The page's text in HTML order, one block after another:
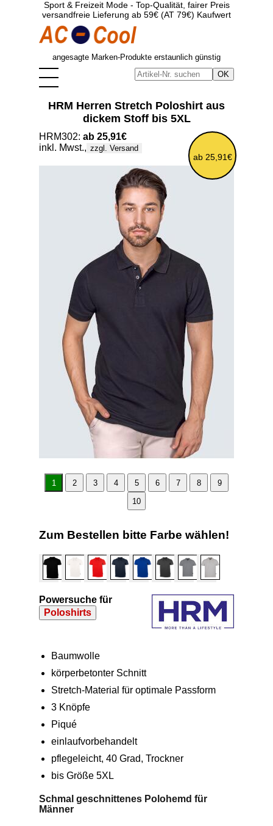
Sport & Freizeit Mode - Top-Qualität, fairer Preis
versandfreie Lieferung ab 59€ (AT 79€) Kaufwert
angesagte Marken-Produkte erstaunlich günstig
HRM Herren Stretch Poloshirt aus
dickem Stoff bis 5XL
ab 25,91€
HRM302: ab 25,91€
inkl. Mwst., zzgl. Versand
1 2 3 4 5 6 7 8
9
10
Zum Bestellen bitte Farbe wählen!
Powersuche für
Poloshirts
Baumwolle
körperbetonter Schnitt
Stretch-Material für optimale Passform
3 Knöpfe
Piqué
einlaufvorbehandelt
pflegeleicht, 40 Grad, Trockner
bis Größe 5XL
Schmal geschnittenes Polohemd für
Männer